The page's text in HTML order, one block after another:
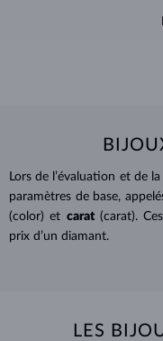
Lors de l’évaluation et de
paramètres de base,
(color) et carat (carat).
prix d’un diamant.
LES